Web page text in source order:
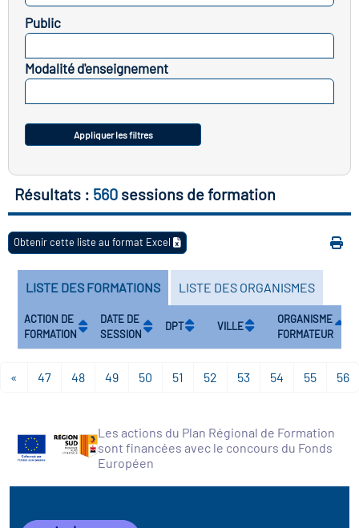
des secteurs(en
construction)
Public
Modalité d'enseignement
Appliquer les filtres
Résultats : 560 sessions de formation
Obtenir cette liste au format Excel
LISTE DES FORMATIONS LISTE DES ORGANISMES
ACTION DE
FORMATION
DATE DE
SESSION
DPT VILLE
ORGANISME
FORMATEUR
« 47 48 49 50 51 52 53 54 55 56
Les actions du Plan Régional de Formation
sont financées avec le concours du Fonds
Européen